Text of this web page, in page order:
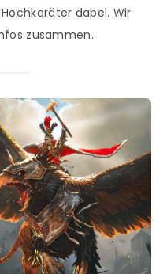
dabei. Wir
zusammen.